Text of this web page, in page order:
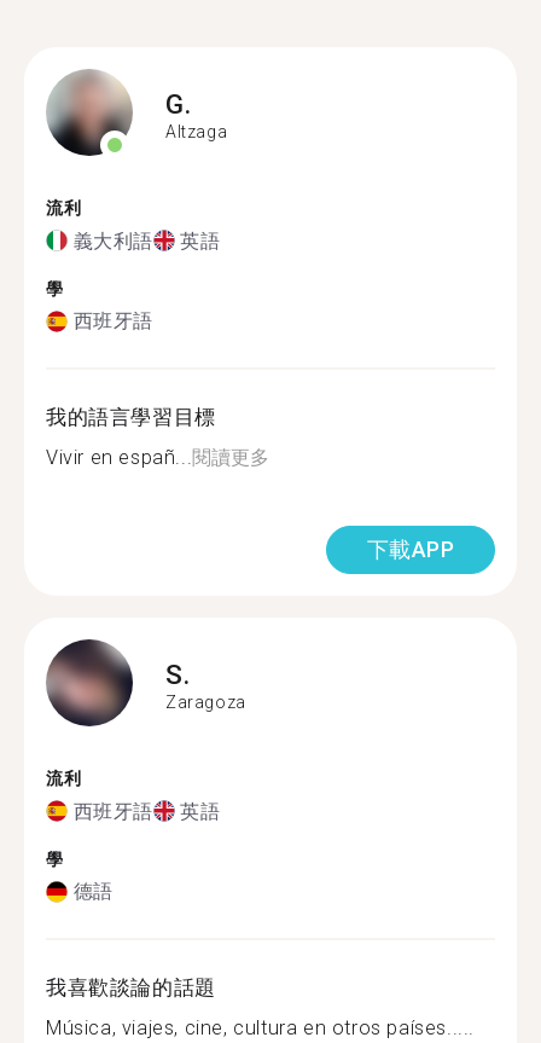
G.
Altzaga
流利
義大利語 英語
學
西班牙語
我的語言學習目標
Vivir en españ...閱讀更多
下載APP
S.
Zaragoza
流利
西班牙語 英語
學
德語
我喜歡談論的話題
Música, viajes, cine, cultura en otros países.....